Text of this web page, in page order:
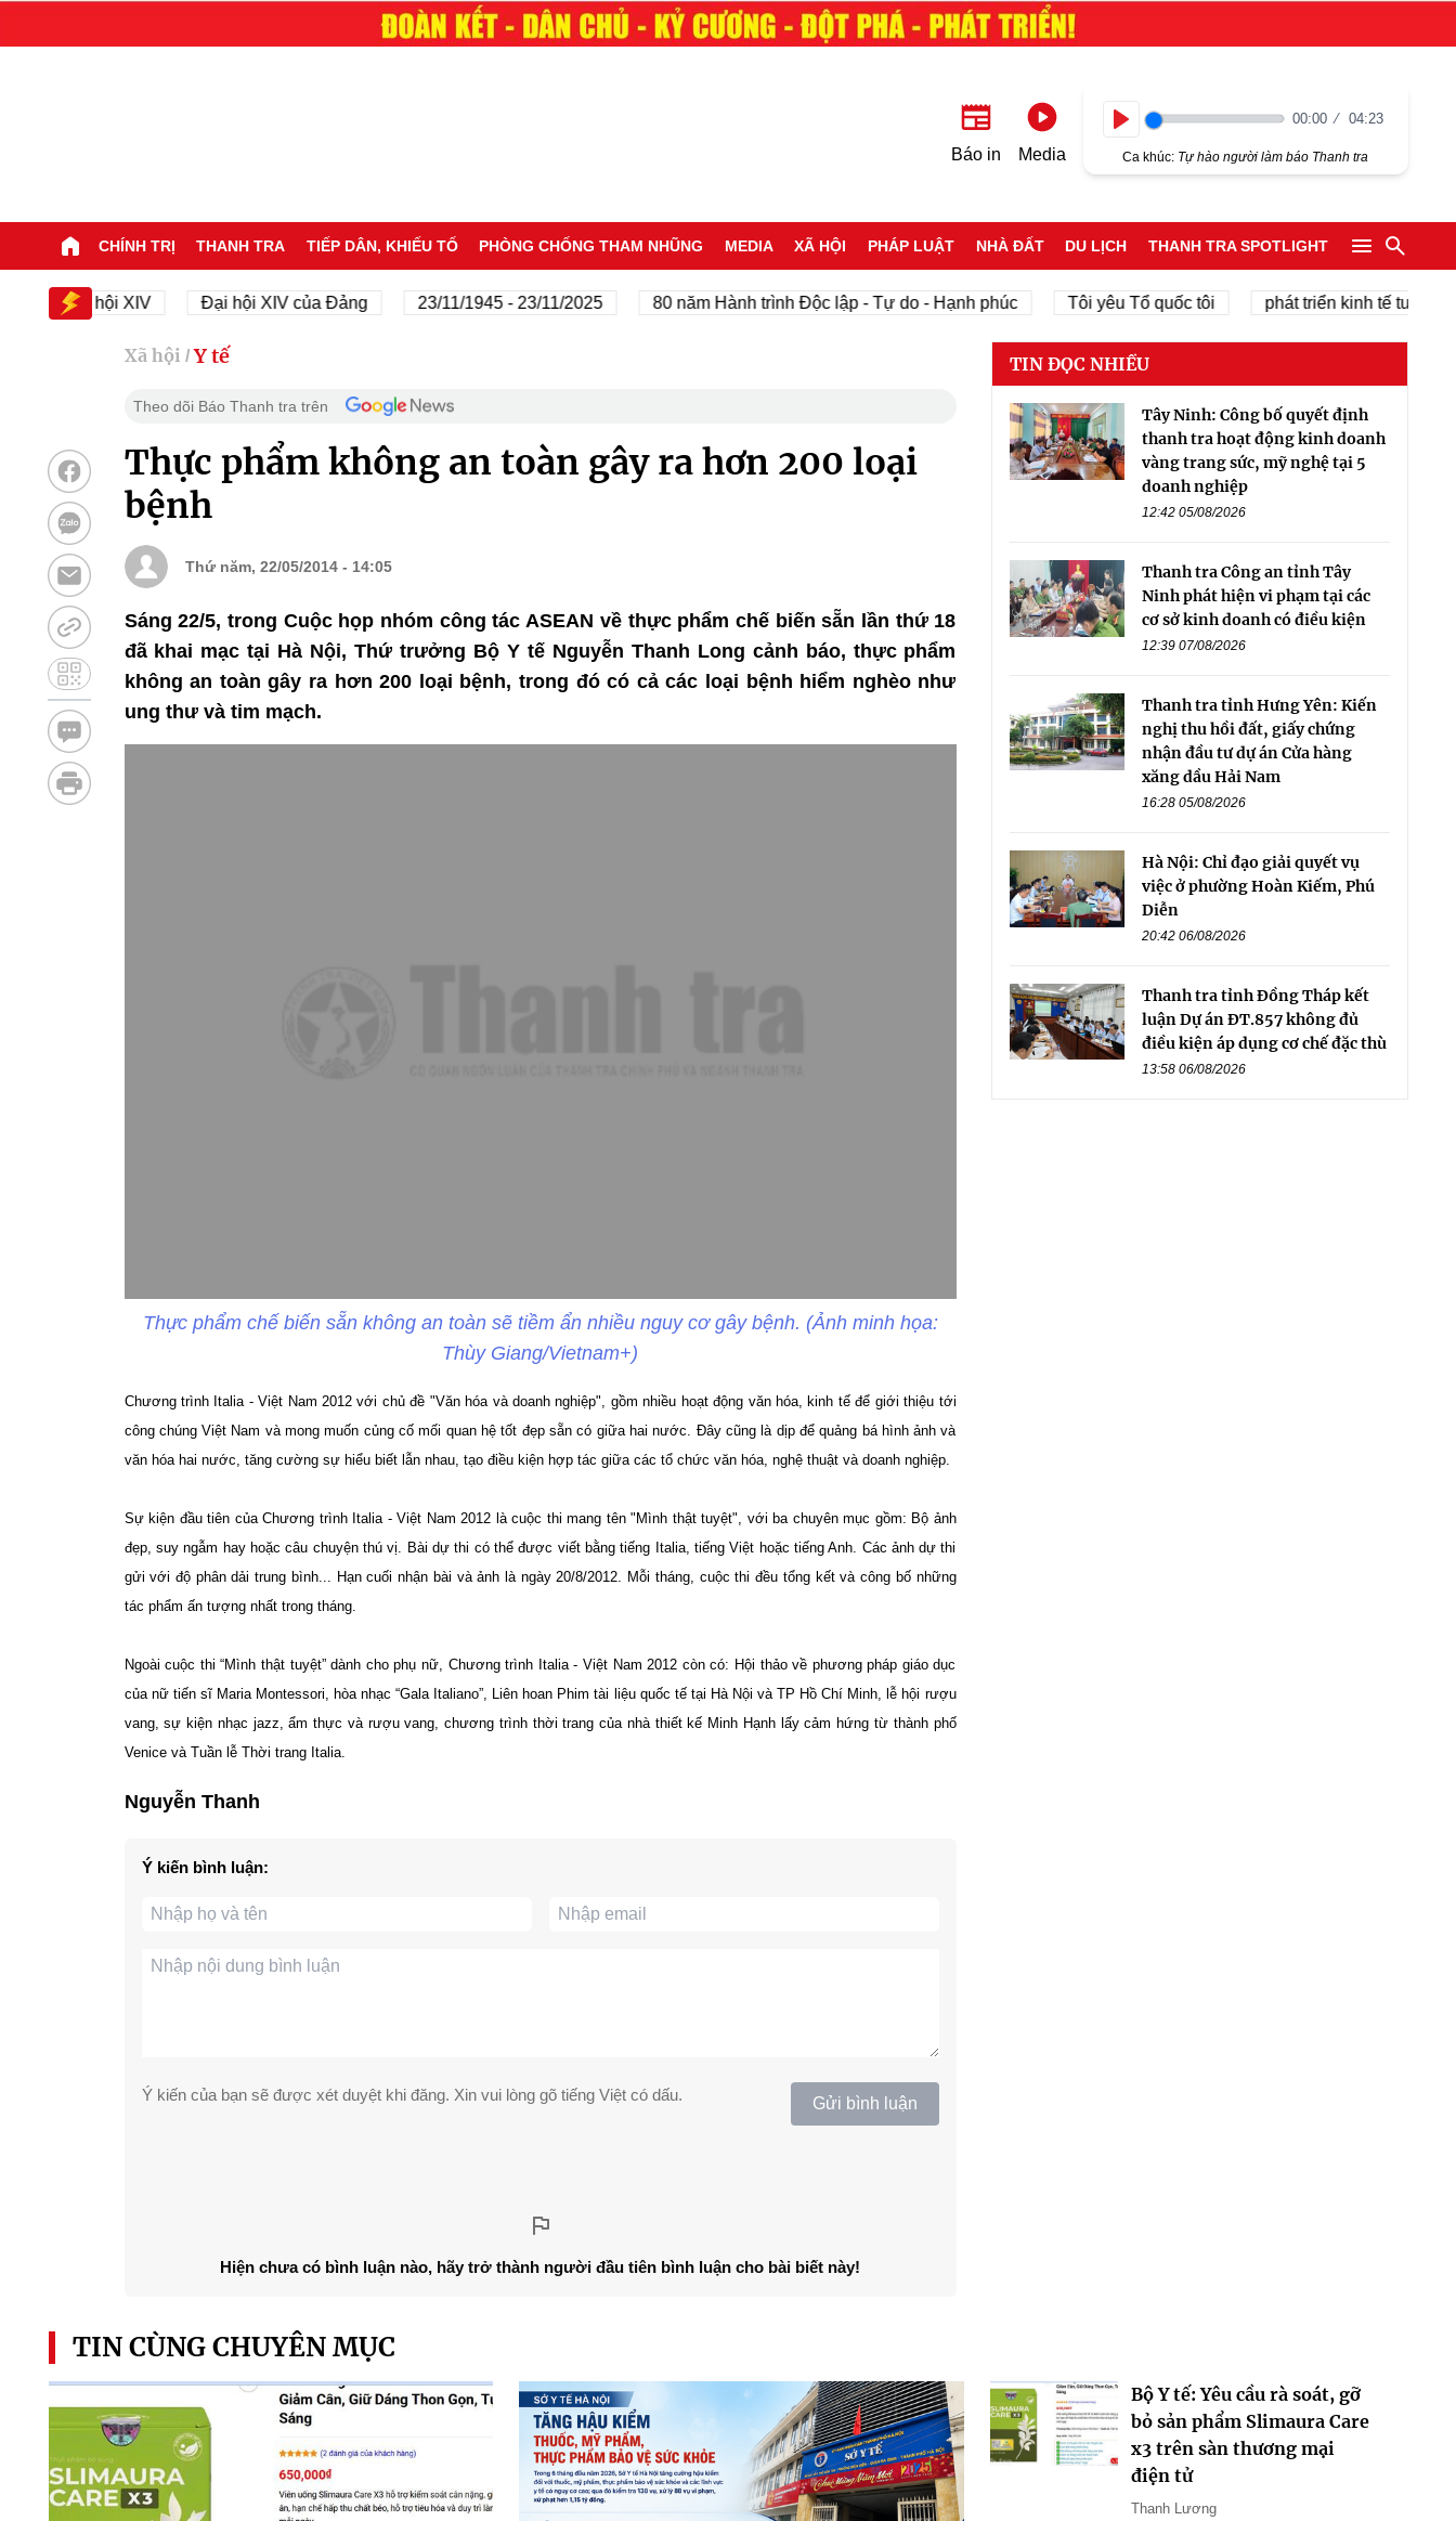
Báo in Media
00:00 04:23
Ca khúc: Tự hào người làm báo Thanh tra
CHÍNH TRỊ THANH TRA TIẾP DÂN, KHIẾU TỐ PHÒNG CHỐNG THAM NHŨNG MEDIA XÃ HỘI PHÁP LUẬT NHÀ ĐẤT DU LỊCH THANH TRA SPOTLIGHT
Đại hội XIV Đại hội XIV của Đảng 23/11/1945 - 23/11/2025 80 năm Hành trình Độc lập - Tự do - Hạnh phúc Tôi yêu Tổ quốc tôi phát triển kinh tế tư nhân
Xã hội / Y tế
Theo dõi Báo Thanh tra trên
Thực phẩm không an toàn gây ra hơn 200 loại
bệnh
Thứ năm, 22/05/2014 - 14:05
Sáng 22/5, trong Cuộc họp nhóm công tác ASEAN về thực phẩm chế biến sẵn lần thứ 18
đã khai mạc tại Hà Nội, Thứ trưởng Bộ Y tế Nguyễn Thanh Long cảnh báo, thực phẩm
không an toàn gây ra hơn 200 loại bệnh, trong đó có cả các loại bệnh hiểm nghèo như
ung thư và tim mạch.
Thực phẩm chế biến sẵn không an toàn sẽ tiềm ẩn nhiều nguy cơ gây bệnh. (Ảnh minh họa:
Thùy Giang/Vietnam+)
Chương trình Italia - Việt Nam 2012 với chủ đề "Văn hóa và doanh nghiệp", gồm nhiều hoạt động văn hóa, kinh tế để giới thiệu tới
công chúng Việt Nam và mong muốn củng cố mối quan hệ tốt đẹp sẵn có giữa hai nước. Đây cũng là dịp để quảng bá hình ảnh và
văn hóa hai nước, tăng cường sự hiểu biết lẫn nhau, tạo điều kiện hợp tác giữa các tổ chức văn hóa, nghệ thuật và doanh nghiệp.
Sự kiện đầu tiên của Chương trình Italia - Việt Nam 2012 là cuộc thi mang tên "Mình thật tuyệt", với ba chuyên mục gồm: Bộ ảnh
đẹp, suy ngẫm hay hoặc câu chuyện thú vị. Bài dự thi có thể được viết bằng tiếng Italia, tiếng Việt hoặc tiếng Anh. Các ảnh dự thi
gửi với độ phân dải trung bình... Hạn cuối nhận bài và ảnh là ngày 20/8/2012. Mỗi tháng, cuộc thi đều tổng kết và công bố những
tác phẩm ấn tượng nhất trong tháng.
Ngoài cuộc thi “Mình thật tuyệt” dành cho phụ nữ, Chương trình Italia - Việt Nam 2012 còn có: Hội thảo về phương pháp giáo dục
của nữ tiến sĩ Maria Montessori, hòa nhạc “Gala Italiano”, Liên hoan Phim tài liệu quốc tế tại Hà Nội và TP Hồ Chí Minh, lễ hội rượu
vang, sự kiện nhạc jazz, ẩm thực và rượu vang, chương trình thời trang của nhà thiết kế Minh Hạnh lấy cảm hứng từ thành phố
Venice và Tuần lễ Thời trang Italia.
Nguyễn Thanh
Ý kiến bình luận:
Ý kiến của bạn sẽ được xét duyệt khi đăng. Xin vui lòng gõ tiếng Việt có dấu. Gửi bình luận
Hiện chưa có bình luận nào, hãy trở thành người đầu tiên bình luận cho bài biết này!
TIN ĐỌC NHIỀU
Tây Ninh: Công bố quyết định
thanh tra hoạt động kinh doanh
vàng trang sức, mỹ nghệ tại 5
doanh nghiệp
12:42 05/08/2026
Thanh tra Công an tỉnh Tây
Ninh phát hiện vi phạm tại các
cơ sở kinh doanh có điều kiện
12:39 07/08/2026
Thanh tra tỉnh Hưng Yên: Kiến
nghị thu hồi đất, giấy chứng
nhận đầu tư dự án Cửa hàng
xăng dầu Hải Nam
16:28 05/08/2026
Hà Nội: Chỉ đạo giải quyết vụ
việc ở phường Hoàn Kiếm, Phú
Diễn
20:42 06/08/2026
Thanh tra tỉnh Đồng Tháp kết
luận Dự án ĐT.857 không đủ
điều kiện áp dụng cơ chế đặc thù
13:58 06/08/2026
TIN CÙNG CHUYÊN MỤC
Bộ Y tế: Yêu cầu rà soát, gỡ
bỏ sản phẩm Slimaura Care
x3 trên sàn thương mại
điện tử
Thanh Lương